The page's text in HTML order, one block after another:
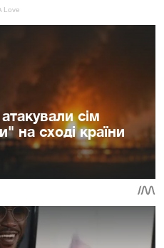
сім
на сході країни